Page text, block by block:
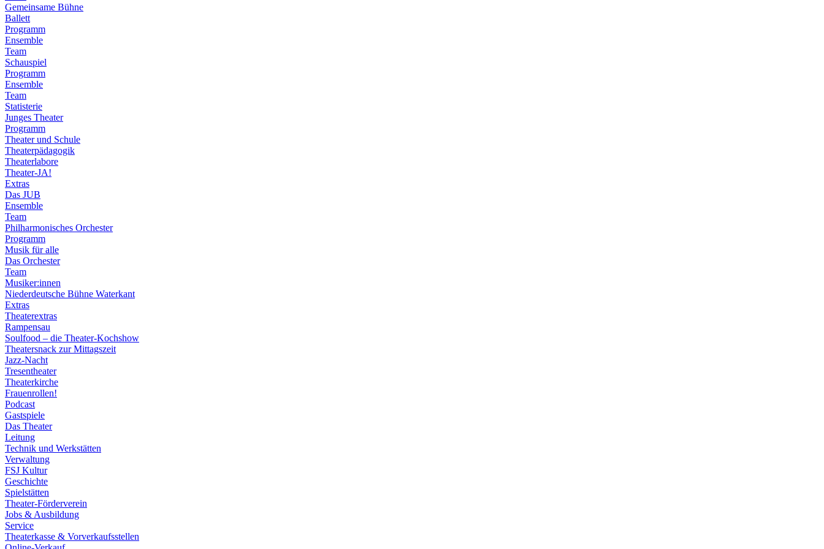
Gemeinsame Bühne
Ballett
Programm
Ensemble
Team
Schauspiel
Programm
Ensemble
Team
Statisterie
Junges Theater
Programm
Theater und Schule
Theaterpädagogik
Theaterlabore
Theater-JA!
Extras
Das JUB
Ensemble
Team
Philharmonisches Orchester
Programm
Musik für alle
Das Orchester
Team
Musiker:innen
Niederdeutsche Bühne Waterkant
Extras
Theaterextras
Rampensau
Soulfood – die Theater-Kochshow
Theatersnack zur Mittagszeit
Jazz-Nacht
Tresentheater
Theaterkirche
Frauenrollen!
Podcast
Gastspiele
Das Theater
Leitung
Technik und Werkstätten
Verwaltung
FSJ Kultur
Geschichte
Spielstätten
Theater-Förderverein
Jobs & Ausbildung
Service
Theaterkasse & Vorverkaufsstellen